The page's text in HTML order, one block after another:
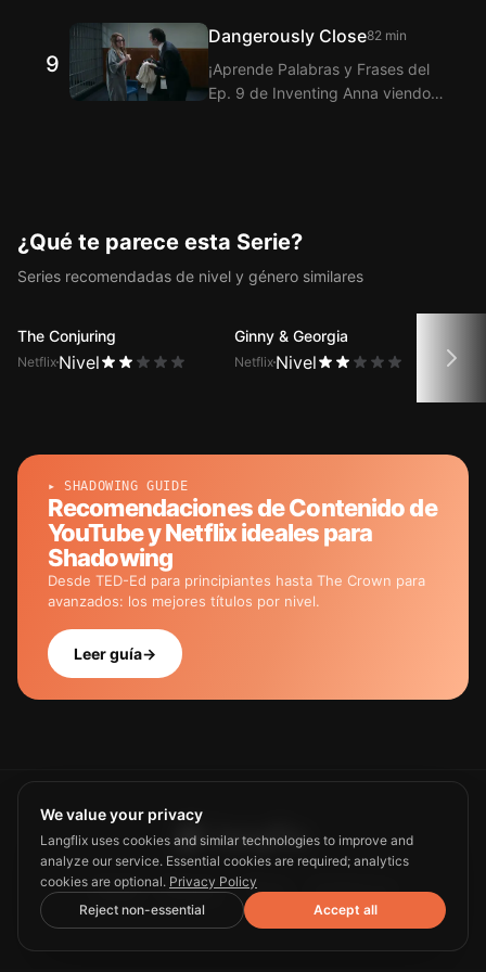
ofrece la traducción de los
Diálogos del Ep. 8 de Inventing
Anna con la función de subtítulos
9
Dangerously Close82 min
¡Aprende Palabras y Frases del
Ep. 9 de Inventing Anna viendo
duales.
¿Qué te parece esta Serie?
Series recomendadas de nivel y género similares
The Conjuring
Netflix Nivel
Ginny & Georgia
Netflix Nivel
▸ SHADOWING GUIDE
Recomendaciones de Contenido de
YouTube y Netflix ideales para
Shadowing
Desde TED-Ed para principiantes hasta The Crown para
avanzados: los mejores títulos por nivel.
Leer guía→
Guide Privacy Terms Contact us
We value your privacy
Langflix uses cookies and similar technologies to improve and
analyze our service. Essential cookies are required; analytics
cookies are optional. Privacy Policy
Reject non-essential
Accept all